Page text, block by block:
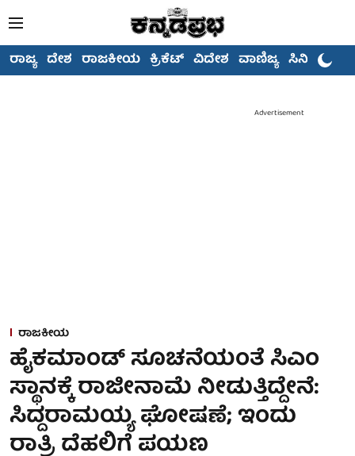
ರಾಜ್ಯ ದೇಶ ರಾಜಕೀಯ ಕ್ರಿಕೆಟ್ ವಿದೇಶ ವಾಣಿಜ್ಯ ಸಿನಿಮಾ
Advertisement
ರಾಜಕೀಯ
ಹೈಕಮಾಂಡ್ ಸೂಚನೆಯಂತೆ ಸಿಎಂ
ಸ್ಥಾನಕ್ಕೆ ರಾಜೀನಾಮೆ ನೀಡುತ್ತಿದ್ದೇನೆ:
ಸಿದ್ದರಾಮಯ್ಯ ಘೋಷಣೆ; ಇಂದು
ರಾತ್ರಿ ದೆಹಲಿಗೆ ಪಯಣ